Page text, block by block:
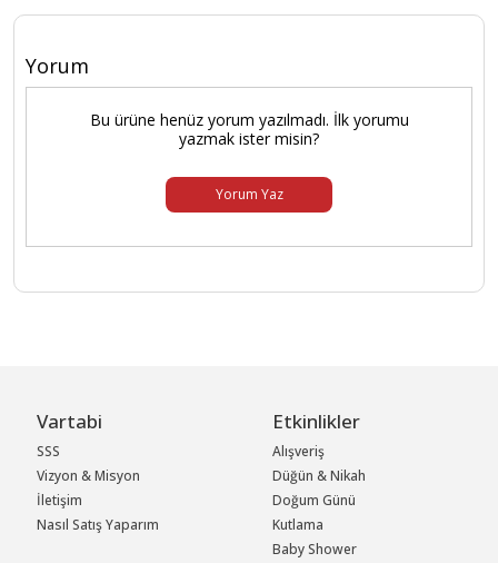
Yorum
Bu ürüne henüz yorum yazılmadı. İlk yorumu
yazmak ister misin?
Yorum Yaz
Vartabi
SSS
Vizyon & Misyon
İletişim
Nasıl Satış Yaparım
Etkinlikler
Alışveriş
Düğün & Nikah
Doğum Günü
Kutlama
Baby Shower